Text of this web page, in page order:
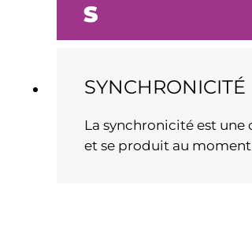
S
SYNCHRONICITÉ
La synchronicité est
et se produit au